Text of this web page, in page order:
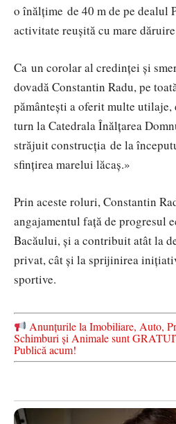
o înălțime de 40 m de pe dealul
activitate reușită cu mare
Ca un corolar al credinței și
dovadă Constantin Radu, pe
pământești a oferit multe utilaje,
turn la Catedrala Înălțarea
străjuit construcția de la
sfințirea marelui lăcaș.»
Prin aceste roluri, Constantin
angajamentul față de progresul
Bacăului, și a contribuit atât la
privat, cât și la sprijinirea
sportive.
Anunțurile la Imobiliare, Auto,
Schimburi și Animale sunt
Publică acum!